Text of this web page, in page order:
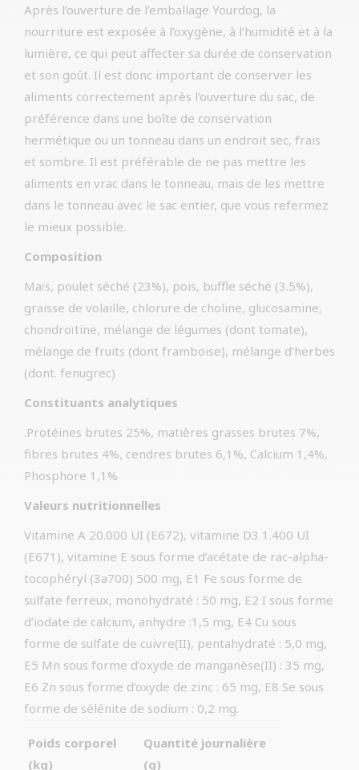
Après l’ouverture de l’emballage Yourdog, la
nourriture est exposée à l’oxygène, à l’humidité et à la
lumière, ce qui peut affecter sa durée de conservation
et son goût. Il est donc important de conserver les
aliments correctement après l’ouverture du sac, de
préférence dans une boîte de conservation
hermétique ou un tonneau dans un endroit sec, frais
et sombre. Il est préférable de ne pas mettre les
aliments en vrac dans le tonneau, mais de les mettre
dans le tonneau avec le sac entier, que vous refermez
le mieux possible.
Composition
Maïs, poulet séché (23%), pois, buffle séché (3.5%),
graisse de volaille, chlorure de choline, glucosamine,
chondroïtine, mélange de légumes (dont tomate),
mélange de fruits (dont framboise), mélange d’herbes
(dont. fenugrec)
Constituants analytiques
.Protéines brutes 25%, matières grasses brutes 7%,
fibres brutes 4%, cendres brutes 6,1%, Calcium 1,4%,
Phosphore 1,1%
Valeurs nutritionnelles
Vitamine A 20.000 UI (E672), vitamine D3 1.400 UI
(E671), vitamine E sous forme d’acétate de rac-alpha-
tocophéryl (3a700) 500 mg, E1 Fe sous forme de
sulfate ferreux, monohydraté : 50 mg, E2 I sous forme
d’iodate de calcium, anhydre :1,5 mg, E4 Cu sous
forme de sulfate de cuivre(II), pentahydraté : 5,0 mg,
E5 Mn sous forme d’oxyde de manganèse(II) : 35 mg,
E6 Zn sous forme d’oxyde de zinc : 65 mg, E8 Se sous
forme de sélénite de sodium : 0,2 mg.
Poids corporel
(kg)
Quantité journalière
(g)